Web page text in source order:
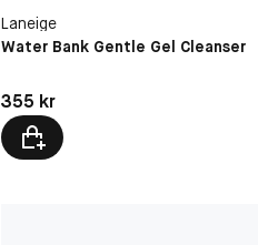
Laneige
Water Bank Gentle Gel Cleanser
Pris: 355 kr
355 kr